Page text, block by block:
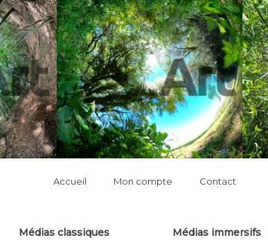
Accueil Mon compte Contact
Médias classiques
Médias immersifs